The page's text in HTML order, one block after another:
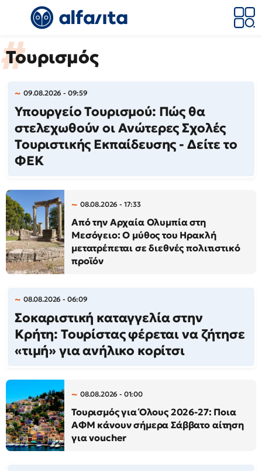
Τουρισμός
09.08.2026 - 09:59
Υπουργείο Τουρισμού: Πώς θα
στελεχωθούν οι Ανώτερες Σχολές
Τουριστικής Εκπαίδευσης - Δείτε το
ΦΕΚ
08.08.2026 - 17:33
Από την Αρχαία Ολυμπία στη
Μεσόγειο: Ο μύθος του Ηρακλή
μετατρέπεται σε διεθνές πολιτιστικό
προϊόν
08.08.2026 - 06:09
Σοκαριστική καταγγελία στην
Κρήτη: Τουρίστας φέρεται να ζήτησε
«τιμή» για ανήλικο κορίτσι
08.08.2026 - 01:00
Τουρισμός για Όλους 2026-27: Ποια
ΑΦΜ κάνουν σήμερα Σάββατο αίτηση
για voucher